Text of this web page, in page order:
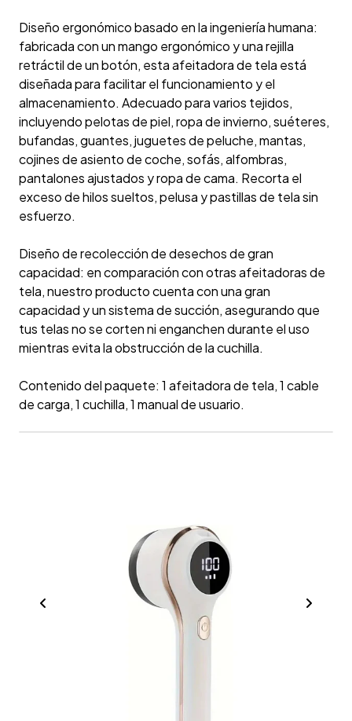
Diseño ergonómico basado en la ingeniería humana:
fabricada con un mango ergonómico y una rejilla
retráctil de un botón, esta afeitadora de tela está
diseñada para facilitar el funcionamiento y el
almacenamiento. Adecuado para varios tejidos,
incluyendo pelotas de piel, ropa de invierno, suéteres,
bufandas, guantes, juguetes de peluche, mantas,
cojines de asiento de coche, sofás, alfombras,
pantalones ajustados y ropa de cama. Recorta el
exceso de hilos sueltos, pelusa y pastillas de tela sin
esfuerzo.
Diseño de recolección de desechos de gran
capacidad: en comparación con otras afeitadoras de
tela, nuestro producto cuenta con una gran
capacidad y un sistema de succión, asegurando que
tus telas no se corten ni enganchen durante el uso
mientras evita la obstrucción de la cuchilla.
Contenido del paquete: 1 afeitadora de tela, 1 cable
de carga, 1 cuchilla, 1 manual de usuario.